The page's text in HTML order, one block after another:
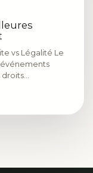
vs Légalité Le
événements
droits…